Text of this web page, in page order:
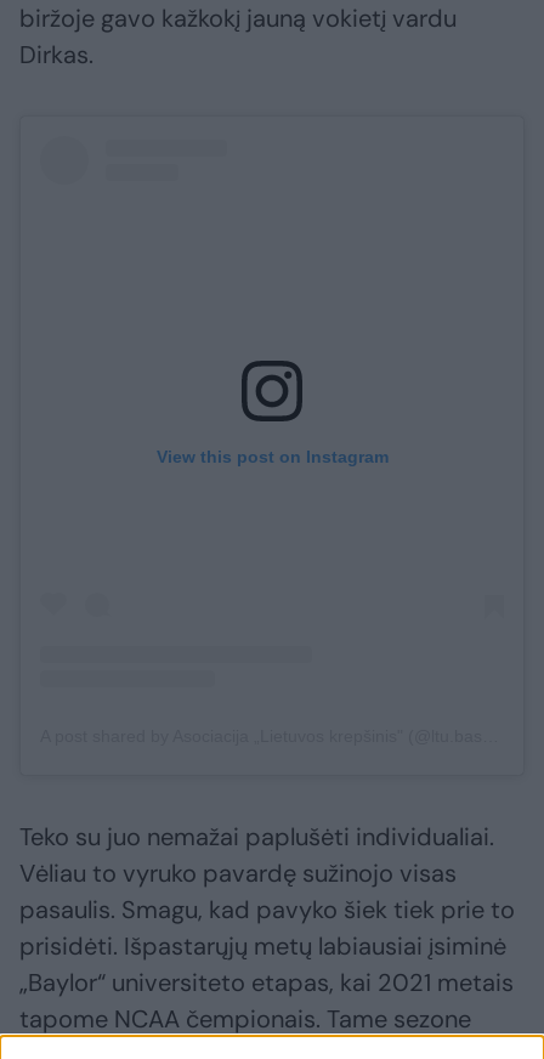
biržoje gavo kažkokį jauną vokietį vardu
Dirkas.
View this post on Instagram
Teko su juo nemažai paplušėti individualiai.
Vėliau to vyruko pavardę sužinojo visas
pasaulis. Smagu, kad pavyko šiek tiek prie to
prisidėti. Išpastarųjų metų labiausiai įsiminė
„Baylor“ universiteto etapas, kai 2021 metais
tapome NCAA čempionais. Tame sezone